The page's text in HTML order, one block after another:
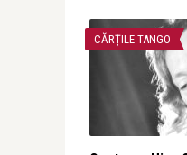
CĂRȚILE TANGO